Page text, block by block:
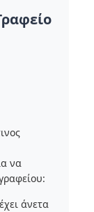
να
άνετα